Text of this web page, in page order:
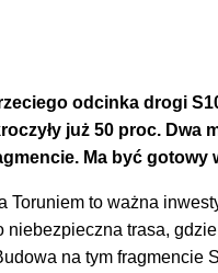
odcinka drogi
już 50 proc. Dwa
Ma być gotowy
Toruniem to ważna
trasa,
na tym fragmencie